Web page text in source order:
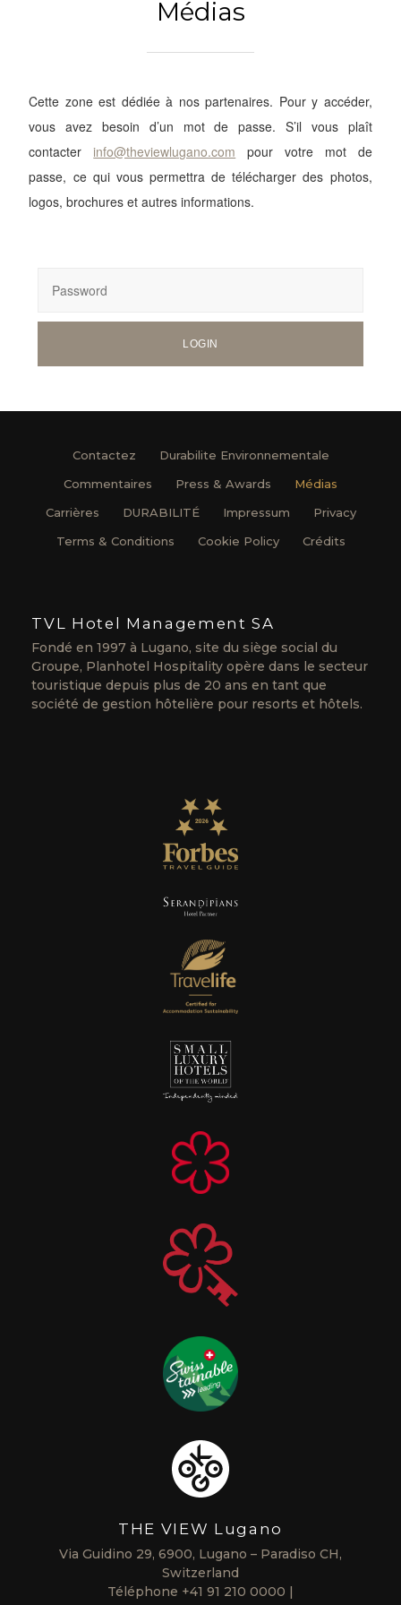
Médias
Cette zone est dédiée à nos partenaires. Pour y accéder,
vous avez besoin d’un mot de passe. S’il vous plaît
contacter info@theviewlugano.com pour votre mot de
passe, ce qui vous permettra de télécharger des photos,
logos, brochures et autres informations.
Contactez
Durabilite Environnementale
Commentaires
Press & Awards
Médias
Carrières
DURABILITÉ Impressum
Privacy
Terms & Conditions
Cookie Policy Crédits
TVL Hotel Management SA
Fondé en 1997 à Lugano, site du siège social du
Groupe, Planhotel Hospitality opère dans le secteur
touristique depuis plus de 20 ans en tant que
société de gestion hôtelière pour resorts et hôtels.
THE VIEW Lugano
Via Guidino 29, 6900, Lugano – Paradiso CH,
Switzerland
Téléphone +41 91 210 0000